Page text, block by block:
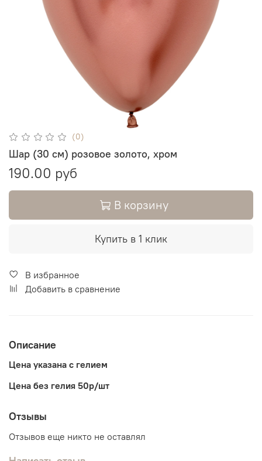
(0)
Шар (30 см) розовое золото, хром
190.00 руб
В корзину
Купить в 1 клик
В избранное
Добавить в сравнение
Описание
Цена указана с гелием
Цена без гелия 50р/шт
Отзывы
Отзывов еще никто не оставлял